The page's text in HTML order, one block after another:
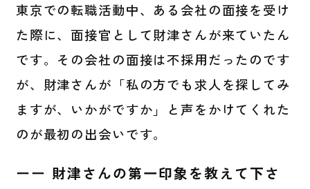
東京での転職活動中、ある会社の面接を受け
た際に、面接官として財津さんが来ていたん
です。その会社の面接は不採用だったのです
が、財津さんが「私の方でも求人を探してみ
ますが、いかがですか」と声をかけてくれた
のが最初の出会いです。
ーー 財津さんの第一印象を教えて下さ